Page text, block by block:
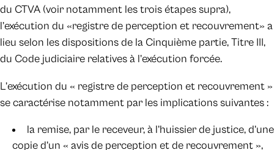
du CTVA (voir notamment les trois étapes supra),
l’exécution du «registre de perception et recouvrement» a
lieu selon les dispositions de la Cinquième partie, Titre III,
du Code judiciaire relatives à l’exécution forcée.
L’exécution du « registre de perception et recouvrement »
se caractérise notamment par les implications suivantes :
la remise, par le receveur, à l’huissier de justice, d’une
copie d’un « avis de perception et de recouvrement »,